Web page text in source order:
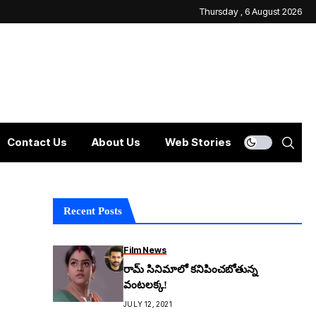
Thursday , 6 August 2026
Contact Us About Us Web Stories
Recent Posts
Film News
రామ్ సినిమాలో కనిపించబోతున్న
వంటలక్క!
JULY 12, 2021